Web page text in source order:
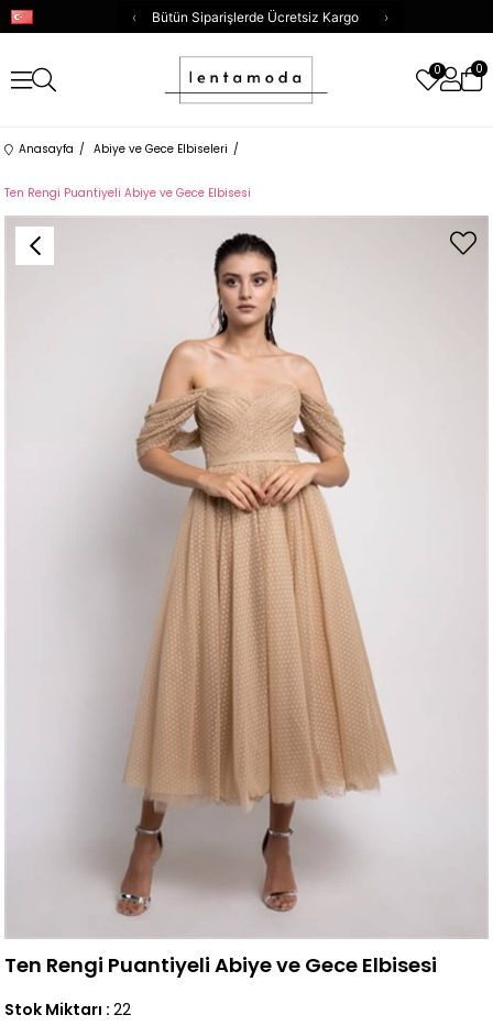
‹ Bütün Siparişlerde Ücretsiz Kargo ›
0 0
Anasayfa Abiye ve Gece Elbiseleri
Ten Rengi Puantiyeli Abiye ve Gece Elbisesi
Ten Rengi Puantiyeli Abiye ve Gece Elbisesi
Stok Miktarı : 22